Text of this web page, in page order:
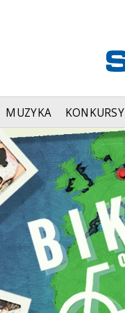
MUZYKA KONKURSY